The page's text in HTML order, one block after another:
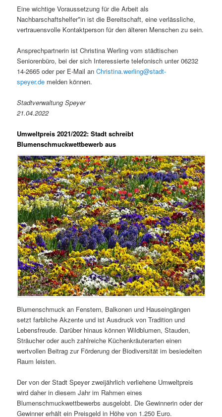
Eine wichtige Voraussetzung für die Arbeit als
Nachbarschaftshelfer*in ist die Bereitschaft, eine verlässliche,
vertrauensvolle Kontaktperson für den älteren Menschen zu sein.
Ansprechpartnerin ist Christina Werling vom städtischen
Seniorenbüro, bei der sich Interessierte telefonisch unter 06232
14-2665 oder per E-Mail anChristina.werling@stadt-
speyer.de melden können.
Stadtverwaltung Speyer
21.04.2022
Umweltpreis 2021/2022: Stadt schreibt
Blumenschmuckwettbewerb aus
Blumenschmuck an Fenstern, Balkonen und Hauseingängen
setzt farbliche Akzente und ist Ausdruck von Tradition und
Lebensfreude. Darüber hinaus können Wildblumen, Stauden,
Sträucher oder auch zahlreiche Küchenkräuterarten einen
wertvollen Beitrag zur Förderung der Biodiversität im besiedelten
Raum leisten.
Der von der Stadt Speyer zweijährlich verliehene Umweltpreis
wird daher in diesem Jahr im Rahmen eines
Blumenschmuckwettbewerbs ausgelobt. Die Gewinnerin oder der
Gewinner erhält ein Preisgeld in Höhe von 1.250 Euro.